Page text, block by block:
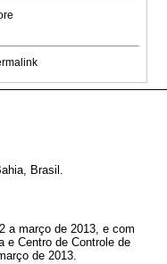
Brasil.
a março de 2013, e com
e Centro de Controle de
de 2013.